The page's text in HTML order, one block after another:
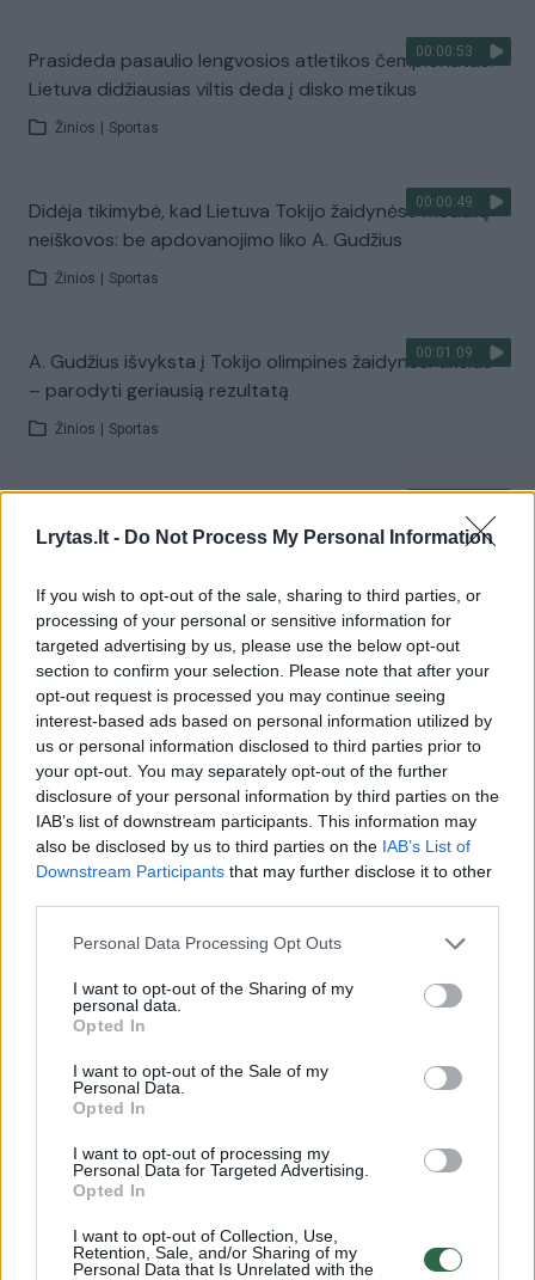
Lrytas.lt - Do Not Process My Personal Information
If you wish to opt-out of the sale, sharing to third parties, or
processing of your personal or sensitive information for
targeted advertising by us, please use the below opt-out
section to confirm your selection. Please note that after your
opt-out request is processed you may continue seeing
interest-based ads based on personal information utilized by
us or personal information disclosed to third parties prior to
your opt-out. You may separately opt-out of the further
disclosure of your personal information by third parties on the
IAB’s list of downstream participants. This information may
also be disclosed by us to third parties on the IAB’s List of
Downstream Participants that may further disclose it to other
Personal Data Processing Opt Outs
I want to opt-out of the Sharing of my
personal data.
Opted In
I want to opt-out of the Sale of my
Personal Data.
Opted In
I want to opt-out of processing my
Personal Data for Targeted Advertising.
Opted In
I want to opt-out of Collection, Use,
Retention, Sale, and/or Sharing of my
Personal Data that Is Unrelated with the
00:00:53
Prasideda pasaulio lengvosios atletikos čempionatas:
Lietuva didžiausias viltis deda į disko metikus
Žinios | Sportas
00:00:49
Didėja tikimybė, kad Lietuva Tokijo žaidynėse medalių
neiškovos: be apdovanojimo liko A. Gudžius
Žinios | Sportas
00:01:09
A. Gudžius išvyksta į Tokijo olimpines žaidynes: tikslas
– parodyti geriausią rezultatą
Žinios | Sportas
Lengvaatlečiams teko susigrumti su konkurentais ir net
vėju: dalyvavo varžybose Palangoje
00:03:09
Vakcinos sulaukė trečioji kandidatų į Tokijo olimpines
žaidynes sportininkų grupė
Žinios | Sportas
00:00:44
Latvijoje – A. Gudžiaus naujas rekordas ir pergalė: tapo
Baltijos čempionu
Žinios | Sportas
00:01:37
sportininkams mes neįgalieji
Žinios | Sportas
A. Gudžius iš traumų mokytis nežada: „O jūs mašiną
sudaužytumėt, namas sugriūtų, tai ką
pasimokytumėt?“